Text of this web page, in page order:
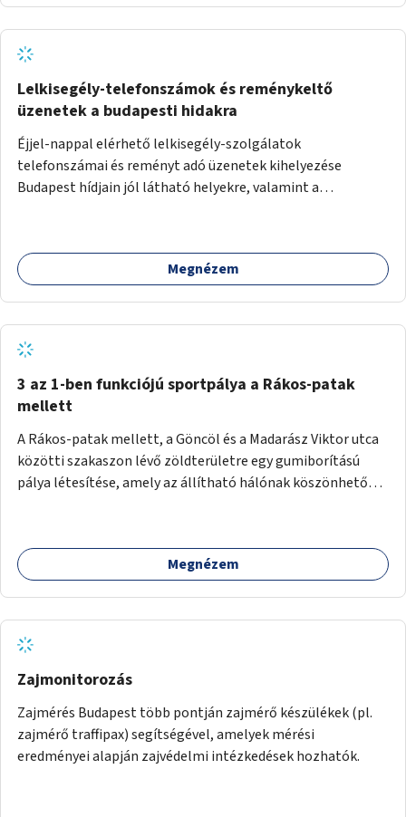
Lelkisegély-telefonszámok és reménykeltő
üzenetek a budapesti hidakra
Éjjel-nappal elérhető lelkisegély-szolgálatok
telefonszámai és reményt adó üzenetek kihelyezése
Budapest hídjain jól látható helyekre, valamint a
fogadására.
Megnézem
3 az 1-ben funkciójú sportpálya a Rákos-patak
mellett
A Rákos-patak mellett, a Göncöl és a Madarász Viktor utca
közötti szakaszon lévő zöldterületre egy gumiborítású
pálya létesítése, amely az állítható hálónak köszönhetően
Megnézem
Zajmonitorozás
Zajmérés Budapest több pontján zajmérő készülékek (pl.
zajmérő traffipax) segítségével, amelyek mérési
eredményei alapján zajvédelmi intézkedések hozhatók.